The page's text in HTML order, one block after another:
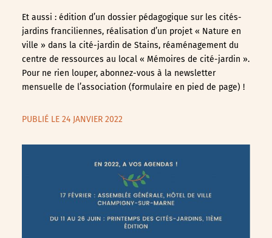
Et aussi : édition d’un dossier pédagogique sur les cités-
jardins franciliennes, réalisation d’un projet « Nature en
ville » dans la cité-jardin de Stains, réaménagement du
centre de ressources au local « Mémoires de cité-jardin ».
Pour ne rien louper, abonnez-vous à la newsletter
mensuelle de l’association (formulaire en pied de page) !
PUBLIÉ LE 24 JANVIER 2022